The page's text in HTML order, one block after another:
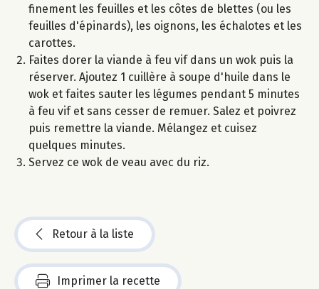
finement les feuilles et les côtes de blettes (ou les
feuilles d'épinards), les oignons, les échalotes et les
carottes.
Faites dorer la viande à feu vif dans un wok puis la
réserver. Ajoutez 1 cuillère à soupe d'huile dans le
wok et faites sauter les légumes pendant 5 minutes
à feu vif et sans cesser de remuer. Salez et poivrez
puis remettre la viande. Mélangez et cuisez
quelques minutes.
Servez ce wok de veau avec du riz.
Retour à la liste
Imprimer la recette